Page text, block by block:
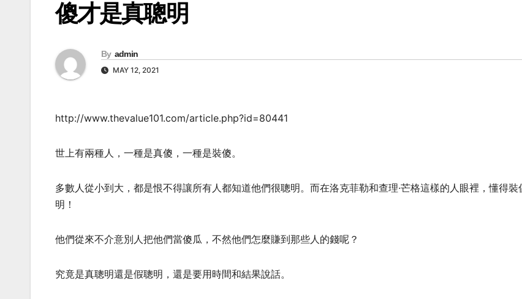
傻才是真聰明
By admin
MAY 12, 2021
http://www.thevalue101.com/article.php?id=80441
世上有兩種人，一種是真傻，一種是裝傻​​。
多數人從小到大，都是恨不得讓所有人都知道他們很聰明。而在洛克菲勒和查理·芒格這樣的人眼裡，懂得裝
明！
他們從來不介意別人把他們當傻瓜，不然他們怎麼賺到那些人的錢呢？
究竟是真聰明還是假聰明，還是要用時間和結果說話。